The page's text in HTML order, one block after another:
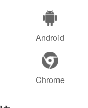
Android
Chrome